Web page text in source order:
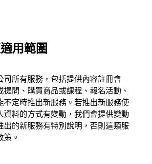
用範圍
司所有服務，包括提供內容註冊會
提問、購買商品或課程、報名活動、
不定時推出新服務。若推出新服務使
資料的方式有變動，我們會提供變動
出的新服務有特別說明，否則這類服
策。